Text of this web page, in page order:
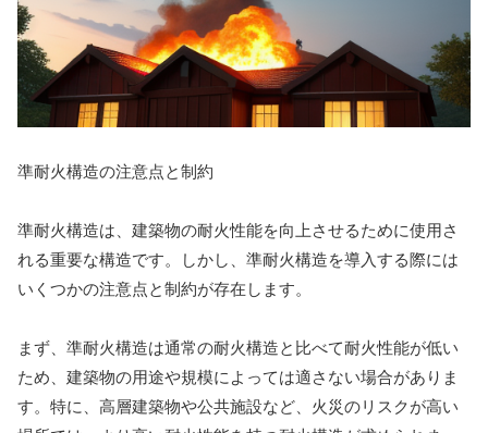
準耐火構造の注意点と制約
準耐火構造は、建築物の耐火性能を向上させるために使用さ
れる重要な構造です。しかし、準耐火構造を導入する際には
いくつかの注意点と制約が存在します。
まず、準耐火構造は通常の耐火構造と比べて耐火性能が低い
ため、建築物の用途や規模によっては適さない場合がありま
す。特に、高層建築物や公共施設など、火災のリスクが高い